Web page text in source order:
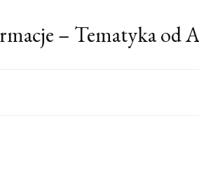
– Tematyka od